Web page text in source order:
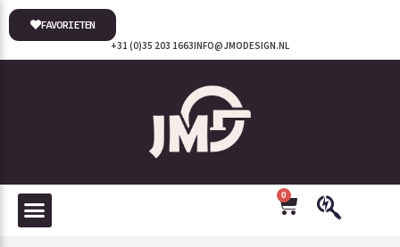
INFO@JMODESIGN.NL
+31 (0)35 203 1663
FAVORIETEN
0